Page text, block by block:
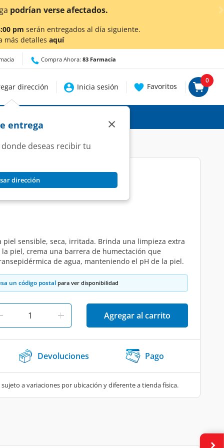
¡Ahora también en Aguascalientes!
pm serán entregados al día siguiente.
más detalles aquí
Compra Ahora: 83 Farmacia
dirección
entrega
deseas recibir tu
dirección
×
Inicia sesión Favoritos
0
100 gr.
piel sensible, seca, irritada. Brinda una limpieza extra
piel, crema una barrera de humectación que
de agua, manteniendo el pH de la piel.
un código postal para ver disponibilidad
Agregar al carrito
Devoluciones Pago
a variaciones por ubicación y diferente a tienda física.